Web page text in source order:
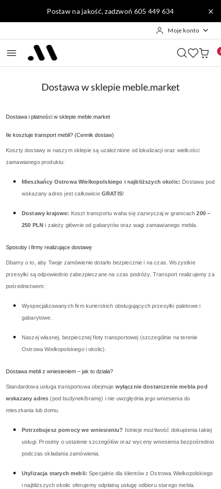
Przejdź do treści głównej
Przejdź do wyszukiwarki
Przejdź do moje konto
Przejdź do menu głównego
Przejdź do stopki
Postaw na jakość, zadzwoń 605 449 634
Moje konto
Dostawa w sklepie meble.market
Dostawa i płatności w sklepie meble.market
Ile kosztuje transport mebli? (Cennik dostaw)
Koszty dostawy w naszym sklepie są uzależnione od lokalizacji oraz wielkości
zamawianego produktu:
Mieszkańcy Ostrowa Wielkopolskiego i najbliższych okolic: Dostawa pod
wskazany adres jest całkowicie GRATIS!
Dostawy krajowe: Koszt transportu waha się zazwyczaj w granicach200 –
250 PLN i zależy głównie od gabarytów oraz wagi zamawianego mebla.
Sposoby i firmy realizujące dostawę
Dbamy o to, aby Twoje zamówienie dotarło bezpiecznie i na czas. Wszystkie
przesyłki są odpowiednio zabezpieczane na czas podróży. Transport realizujemy za
pośrednictwem:
Wyspecjalizowanych firm kurierskich obsługujących przesyłki paletowe i
gabarytowe.
Naszej własnej, bezpiecznej floty transportowej (szczególnie na terenie
Ostrowa Wielkopolskiego i okolic).
Dostawa mebli z wniesieniem – jak to działa?
Standardowa usługa transportowa obejmuje wyłącznie dostarczenie mebla pod
wskazany adres (pod budynek/bramę) i nie uwzględnia jego wniesienia do
mieszkania lub domu.
Potrzebujesz pomocy we wniesieniu? Istnieje możliwość dokupienia takiej
usługi. Prosimy o ustalenie szczegółów oraz wyceny wniesienia bezpośrednio
podczas składania zamówienia.
Utylizacja starych mebli: Specjalnie dla klientów z Ostrowa Wielkopolskiego
i najbliższych okolic oferujemy odpłatną usługę odbioru starego mebla.